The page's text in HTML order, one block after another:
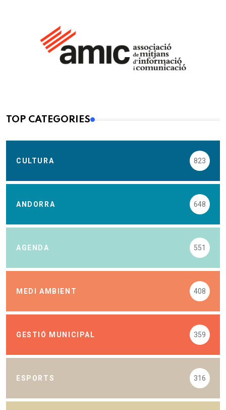
TOP CATEGORIES
CULTURA 823
ANDORRA 648
AGENDA 551
MEDI AMBIENT 408
GESTIÓ MUNICIPAL 359
ESPORTS 316